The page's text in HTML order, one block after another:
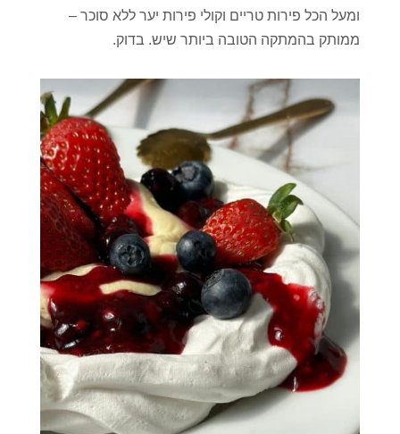
ומעל הכל פירות טריים וקולי פירות יער ללא סוכר –
ממותק בהמתקה הטובה ביותר שיש. בדוק.